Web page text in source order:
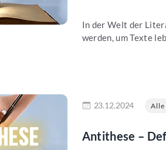
In der Welt der
werden, um Texte
23.12.2024 Alle
Antithese –